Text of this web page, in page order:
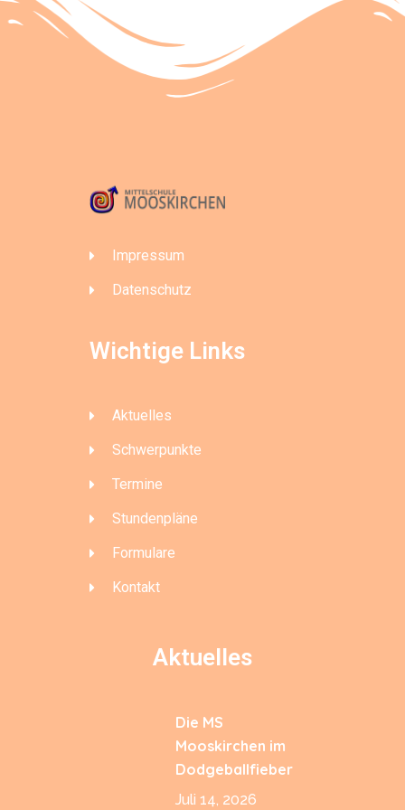
Impressum
Datenschutz
Wichtige Links
Aktuelles
Schwerpunkte
Termine
Stundenpläne
Formulare
Kontakt
Aktuelles
Die MS
Mooskirchen im
Dodgeballfieber
Juli 14, 2026